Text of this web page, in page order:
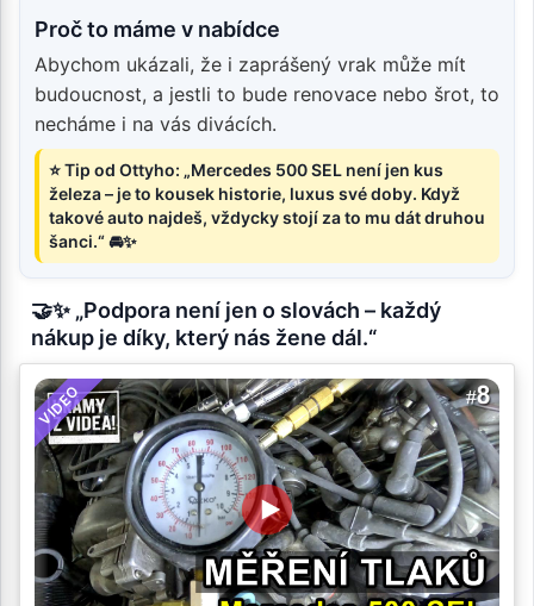
Proč to máme v nabídce
Abychom ukázali, že i zaprášený vrak může mít
budoucnost, a jestli to bude renovace nebo šrot, to
necháme i na vás divácích.
⭐ Tip od Ottyho: „Mercedes 500 SEL není jen kus
železa – je to kousek historie, luxus své doby. Když
takové auto najdeš, vždycky stojí za to mu dát druhou
šanci.“ 🚘✨
🤝✨ „Podpora není jen o slovách – každý
nákup je díky, který nás žene dál.“
VIDEO